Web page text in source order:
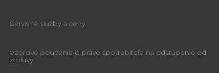
Servisné služby a ceny
Vzorové poučenie o práve spotrebiteľa na odstúpenie od
zmluvy